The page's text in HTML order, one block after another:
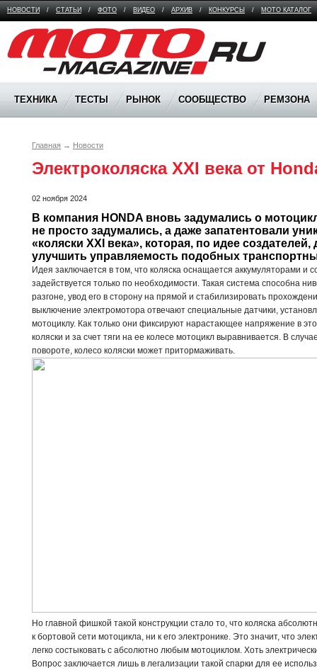
НОВОСТИ / СТАТЬИ / ФОТО / ВИДЕО / АРХИВ / КОНКУРСЫ / МОТО КАТАЛОГ
Moto Magazine
ТЕХНИКА ТЕСТЫ РЫНОК СООБЩЕСТВО РЕМЗОНА
Главная → Новости
Электроколяска XXI века от
02 ноября 2024
В компания HONDA вновь задумались о
не просто задумались, а даже запатентовали
«коляски XXI века», которая, по идее
улучшить управляемость подобных
Идея заключается в том, что коляска оснащается аккумуляторами и
задействуется только по необходимости. Такая система способна
разгоне, увод его в сторону на прямой и стабилизировать
выключение электромотора отвечают специальные датчики,
мотоциклу. Как только они фиксируют нарастающее напряжение в
коляски и за счет тяги на ее колесе мотоцикл выравнивается. В
повороте, колесо коляски может притормаживать.
Но главной фишкой такой конструкции стало то, что коляска
к бортовой сети мотоцикла, ни к его электронике. Это значит, что
легко состыковать с абсолютно любым мотоциклом. Хоть
Вопрос заключается лишь в легализации такой спарки для ее